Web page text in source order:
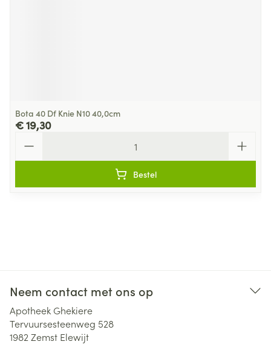
Bota 40 Df Knie N10 40,0cm
€ 19,30
Bestel
Neem contact met ons op
Apotheek Ghekiere
Tervuursesteenweg 528
1982 Zemst Elewijt